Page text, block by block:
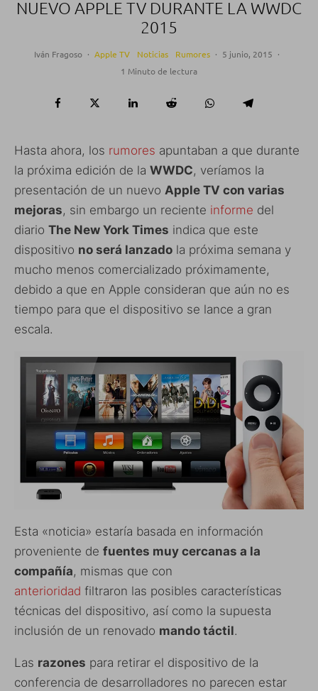
NUEVO APPLE TV DURANTE LA WWDC
2015
Iván Fragoso · Apple TV Noticias Rumores · 5 junio, 2015 ·
1 Minuto de lectura
Hasta ahora, los rumores apuntaban a que durante
la próxima edición de la WWDC, veríamos la
presentación de un nuevo Apple TV con varias
mejoras, sin embargo un reciente informe del
diario The New York Times indica que este
dispositivo no será lanzado la próxima semana y
mucho menos comercializado próximamente,
debido a que en Apple consideran que aún no es
tiempo para que el dispositivo se lance a gran
escala.
Esta «noticia» estaría basada en información
proveniente de fuentes muy cercanas a la
compañía, mismas que con
anterioridad filtraron las posibles características
técnicas del dispositivo, así como la supuesta
inclusión de un renovado mando táctil.
Las razones para retirar el dispositivo de la
conferencia de desarrolladores no parecen estar